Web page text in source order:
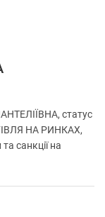
статус
НА РИНКАХ,
санкції на